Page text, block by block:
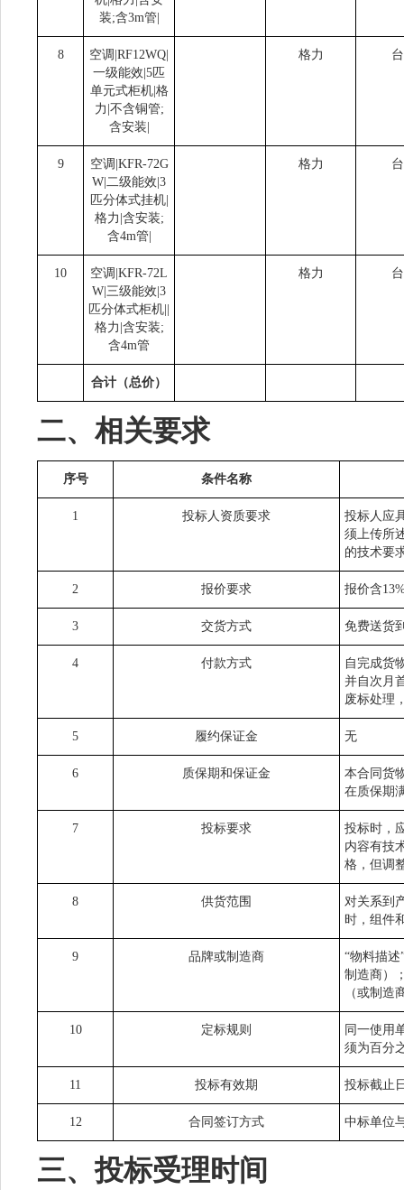
装;含3m管|
8
空调|RF12WQ|
一级能效|5匹
单元式柜机|格
力|不含铜管;
含安装|
格力 台
9
空调|KFR-72G
W|二级能效|3
匹分体式挂机|
格力|含安装;
含4m管|
格力 台
10
空调|KFR-72L
W|三级能效|3
匹分体式柜机||
格力|含安装;
含4m管
格力 台
合计（总价）
二、相关要求
序号 条件名称
1 投标人资质要求
投标人应
须上传所
的技术要
2 报价要求 报价含
3 交货方式 免费送货
4 付款方式
自完成货
并自次月
废标处理
5 履约保证金 无
6 质保期和保证金
本合同货
在质保期
7 投标要求
投标时，
内容有技
格，但调
8 供货范围
对关系到
时，组件
9 品牌或制造商
“物料描
制造商）
（或制造
10 定标规则
同一使用
须为百分
11 投标有效期 投标截止
12 合同签订方式 中标单位
三、投标受理时间